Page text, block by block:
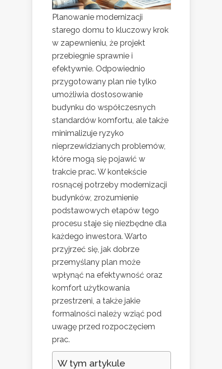
Planowanie modernizacji
starego domu to kluczowy krok
w zapewnieniu, że projekt
przebiegnie sprawnie i
efektywnie. Odpowiednio
przygotowany plan nie tylko
umożliwia dostosowanie
budynku do współczesnych
standardów komfortu, ale także
minimalizuje ryzyko
nieprzewidzianych problemów,
które mogą się pojawić w
trakcie prac. W kontekście
rosnącej potrzeby modernizacji
budynków, zrozumienie
podstawowych etapów tego
procesu staje się niezbędne dla
każdego inwestora. Warto
przyjrzeć się, jak dobrze
przemyślany plan może
wpłynąć na efektywność oraz
komfort użytkowania
przestrzeni, a także jakie
formalności należy wziąć pod
uwagę przed rozpoczęciem
prac.
W tym artykule